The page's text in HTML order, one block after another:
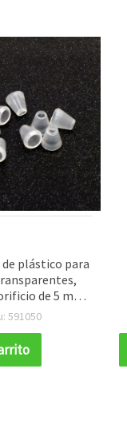
plástico para
de 5 mm -
de 20 uds
591050